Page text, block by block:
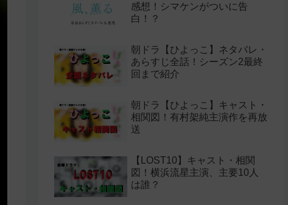
感想！シマケンがついに告
白！？
朝ドラ【ひよっこ】ネタバレ・
あらすじ全話！シーズン2最終
回まで紹介
朝ドラ【ひよっこ】キャスト・
相関図！有村架純主演作を再放
送
【LOST10】キャスト・相関
図！横浜流星主演、主要10人
は誰？